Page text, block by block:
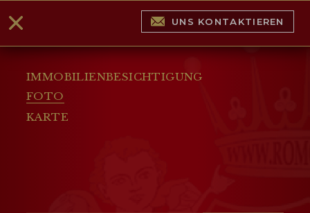
IMMOBILIENBESICHTIGUNG
FOTO
KARTE
UNS KONTAKTIEREN